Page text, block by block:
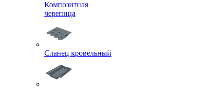
Композитная
черепица
Сланец кровельный